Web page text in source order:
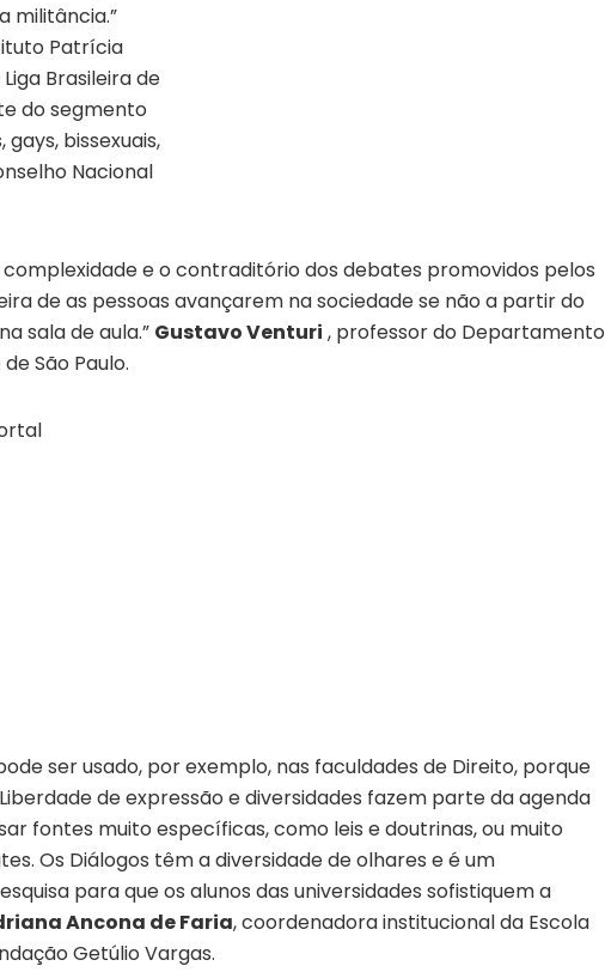
militância.”
Patrícia
Brasileira de
do segmento
bissexuais,
Nacional
e o contraditório dos debates promovidos pelos
de as pessoas avançarem na sociedade se não a partir do
sala de aula.” Gustavo Venturi , professor do Departamento
São Paulo.
ser usado, por exemplo, nas faculdades de Direito, porque
de expressão e diversidades fazem parte da agenda
fontes muito específicas, como leis e doutrinas, ou muito
Os Diálogos têm a diversidade de olhares e é um
para que os alunos das universidades sofistiquem a
Ancona de Faria, coordenadora institucional da Escola
Getúlio Vargas.